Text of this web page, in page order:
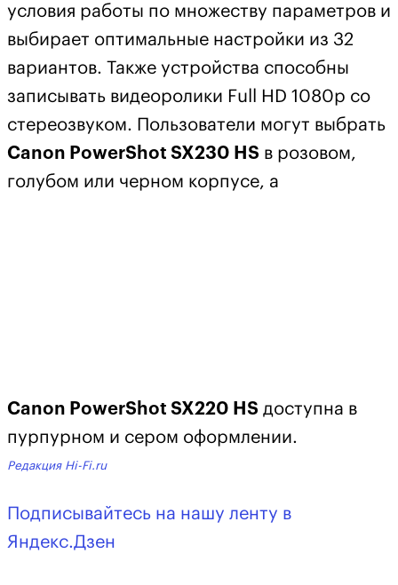
условия работы по множеству параметров и
выбирает оптимальные настройки из 32
вариантов. Также устройства способны
записывать видеоролики Full HD 1080p со
стереозвуком. Пользователи могут выбрать
Canon PowerShot SX230 HS в розовом,
голубом или черном корпусе, а
Canon PowerShot SX220 HS доступна в
пурпурном и сером оформлении.
Редакция Hi-Fi.ru
Подписывайтесь на нашу ленту в
Яндекс.Дзен